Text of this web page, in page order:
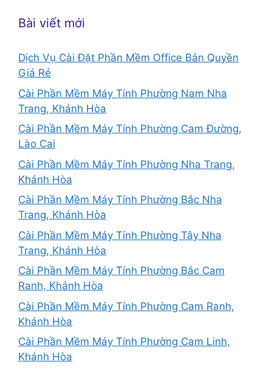
Bài viết mới
Dịch Vụ Cài Đặt Phần Mềm Office Bản Quyền
Giá Rẻ
Cài Phần Mềm Máy Tính Phường Nam Nha
Trang, Khánh Hòa
Cài Phần Mềm Máy Tính Phường Cam Đường,
Lào Cai
Cài Phần Mềm Máy Tính Phường Nha Trang,
Khánh Hòa
Cài Phần Mềm Máy Tính Phường Bắc Nha
Trang, Khánh Hòa
Cài Phần Mềm Máy Tính Phường Tây Nha
Trang, Khánh Hòa
Cài Phần Mềm Máy Tính Phường Bắc Cam
Ranh, Khánh Hòa
Cài Phần Mềm Máy Tính Phường Cam Ranh,
Khánh Hòa
Cài Phần Mềm Máy Tính Phường Cam Linh,
Khánh Hòa